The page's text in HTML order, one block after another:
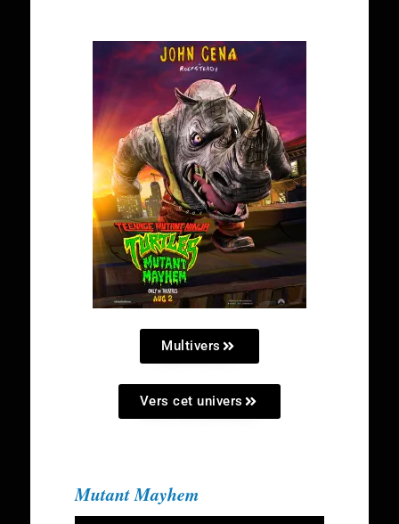
Multivers
Vers cet univers
Mutant Mayhem